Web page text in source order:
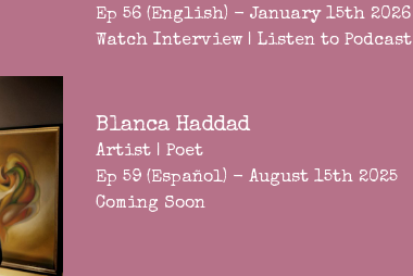
Ep 56 (English) - January 15th 2026
Watch Interview | Listen to Podcast
Blanca Haddad
Artist | Poet
Ep 59 (Español) - August 15th 2025
Coming Soon